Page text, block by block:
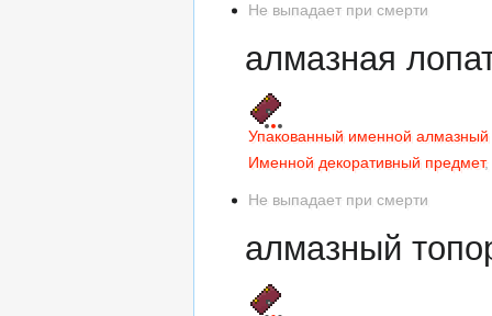
Не выпадает при смерти
алмазная
Упакованный именной алмазный
Именной декоративный предмет,
Не выпадает при смерти
алмазный